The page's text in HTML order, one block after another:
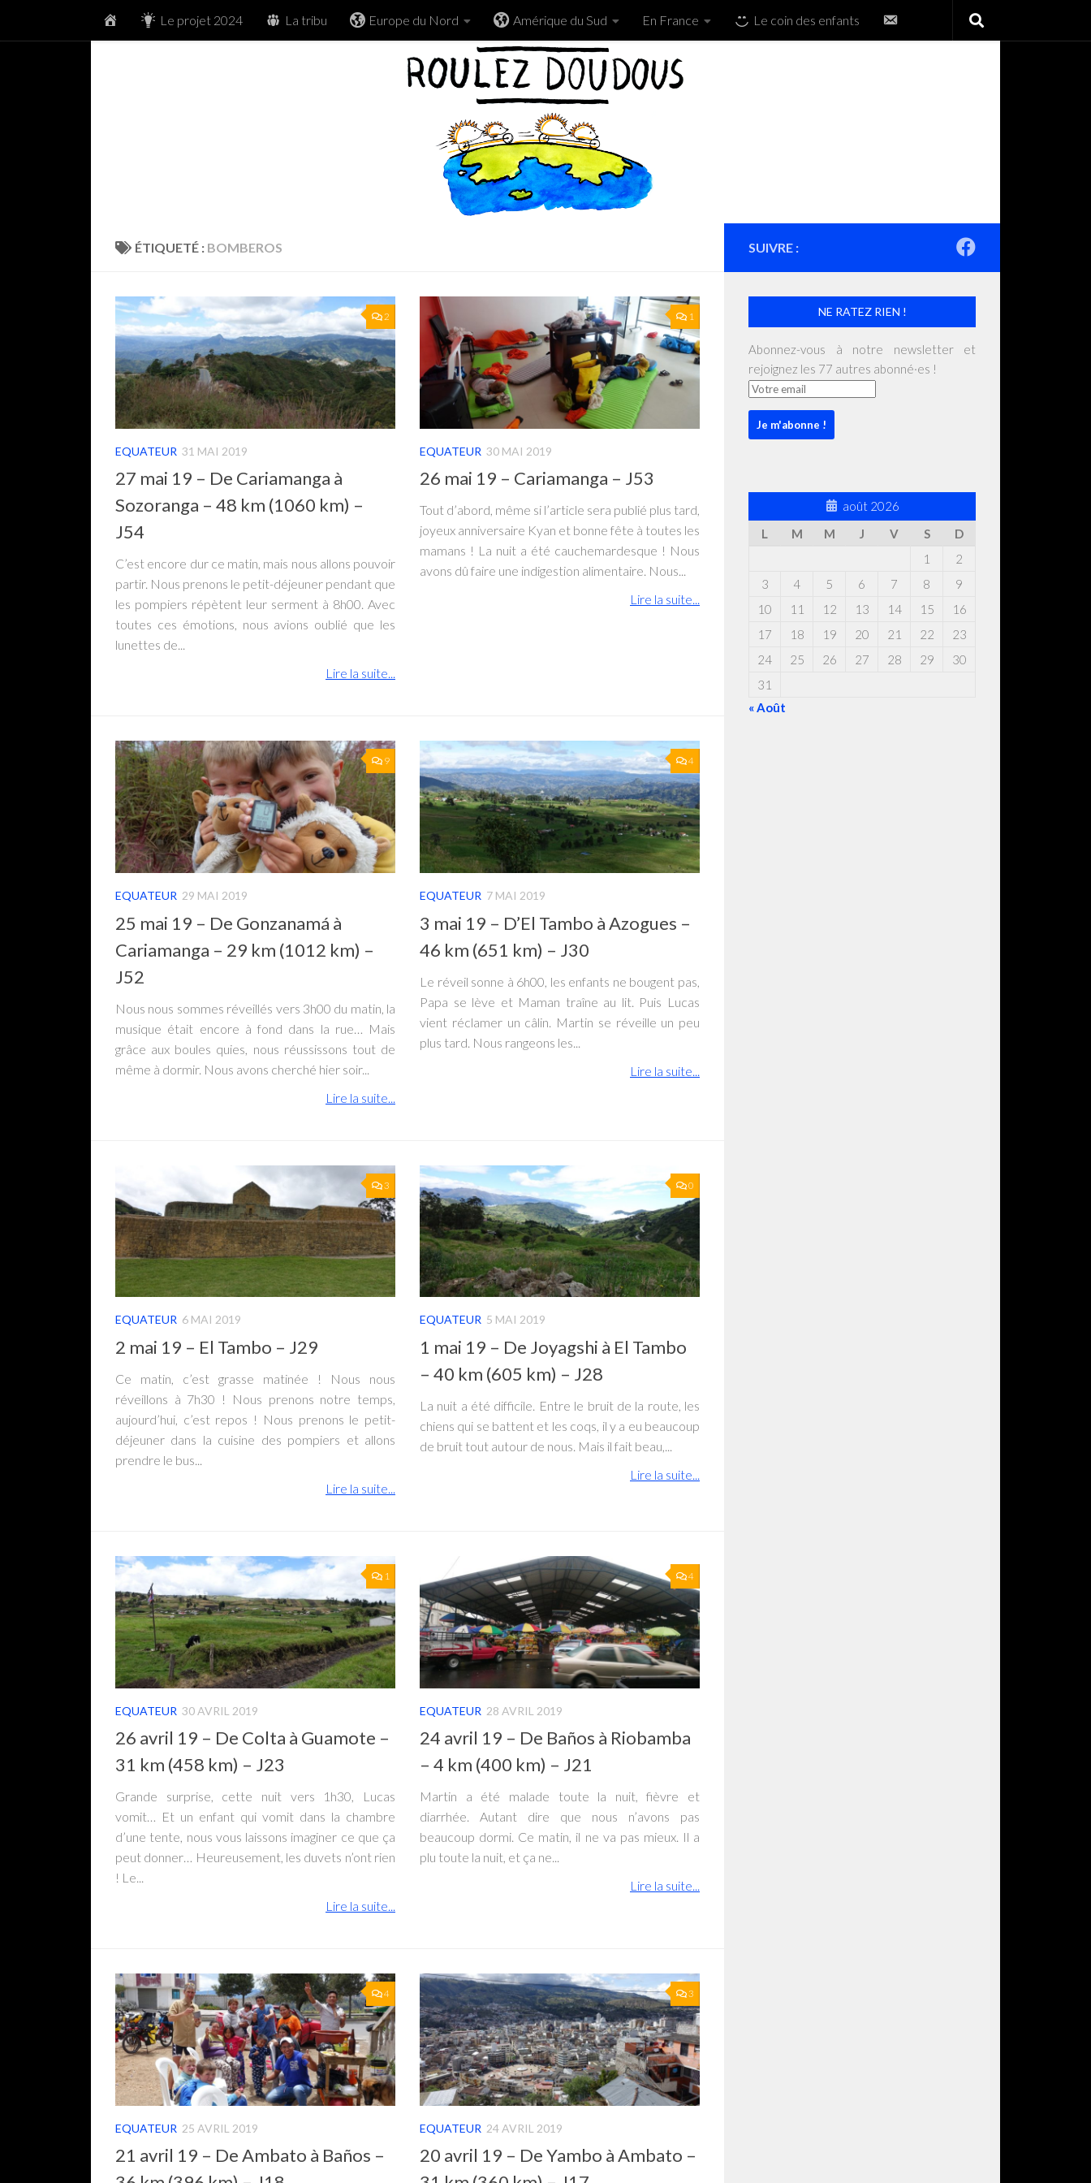
Skip to content Accueil Le projet 2024 La tribu Europe du Nord Amérique du Sud En France Le coin des enfants
Contactez-
ÉTIQUETÉ : BOMBEROS
2
EQUATEUR 31 MAI 2019
27 mai 19 – De Cariamanga à
Sozoranga – 48 km (1060 km) –
J54
C’est encore dur ce matin, mais nous allons pouvoir
partir. Nous prenons le petit-déjeuner pendant que
les pompiers répètent leur serment à 8h00. Avec
toutes ces émotions, nous avions oublié que les
lunettes de...
Lire la suite...
1
EQUATEUR 30 MAI 2019
26 mai 19 – Cariamanga – J53
Tout d’abord, même si l’article sera publié plus tard,
joyeux anniversaire Kyan et bonne fête à toutes les
mamans ! La nuit a été cauchemardesque ! Nous
avons dû faire une indigestion alimentaire. Nous...
Lire la suite...
9
EQUATEUR 29 MAI 2019
25 mai 19 – De Gonzanamá à
Cariamanga – 29 km (1012 km) –
J52
Nous nous sommes réveillés vers 3h00 du matin, la
musique était encore à fond dans la rue… Mais
grâce aux boules quies, nous réussissons tout de
même à dormir. Nous avons cherché hier soir...
Lire la suite...
4
EQUATEUR 7 MAI 2019
3 mai 19 – D’El Tambo à Azogues –
46 km (651 km) – J30
Le réveil sonne à 6h00, les enfants ne bougent pas,
Papa se lève et Maman traîne au lit. Puis Lucas
vient réclamer un câlin. Martin se réveille un peu
plus tard. Nous rangeons les...
Lire la suite...
3
EQUATEUR 6 MAI 2019
2 mai 19 – El Tambo – J29
Ce matin, c’est grasse matinée ! Nous nous
réveillons à 7h30 ! Nous prenons notre temps,
aujourd’hui, c’est repos ! Nous prenons le petit-
déjeuner dans la cuisine des pompiers et allons
prendre le bus...
Lire la suite...
0
EQUATEUR 5 MAI 2019
1 mai 19 – De Joyagshi à El Tambo
– 40 km (605 km) – J28
La nuit a été difficile. Entre le bruit de la route, les
chiens qui se battent et les coqs, il y a eu beaucoup
de bruit tout autour de nous. Mais il fait beau,...
Lire la suite...
1
EQUATEUR 30 AVRIL 2019
26 avril 19 – De Colta à Guamote –
31 km (458 km) – J23
Grande surprise, cette nuit vers 1h30, Lucas
vomit… Et un enfant qui vomit dans la chambre
d’une tente, nous vous laissons imaginer ce que ça
peut donner… Heureusement, les duvets n’ont rien
! Le...
Lire la suite...
4
EQUATEUR 28 AVRIL 2019
24 avril 19 – De Baños à Riobamba
– 4 km (400 km) – J21
Martin a été malade toute la nuit, fièvre et
diarrhée. Autant dire que nous n’avons pas
beaucoup dormi. Ce matin, il ne va pas mieux. Il a
plu toute la nuit, et ça ne...
Lire la suite...
4
EQUATEUR 25 AVRIL 2019
21 avril 19 – De Ambato à Baños –
3
EQUATEUR 24 AVRIL 2019
20 avril 19 – De Yambo à Ambato –
SUIVRE :
NE RATEZ RIEN !
Abonnez-vous à notre newsletter et
rejoignez les 77 autres abonné·es !
août 2026
L
M M J V S
D
1
2
3
4 5 6 7 8
9
10
11 12 13 14 15
16
17
18 19 20 21 22
23
24
25 26 27 28 29
30
31
« Août